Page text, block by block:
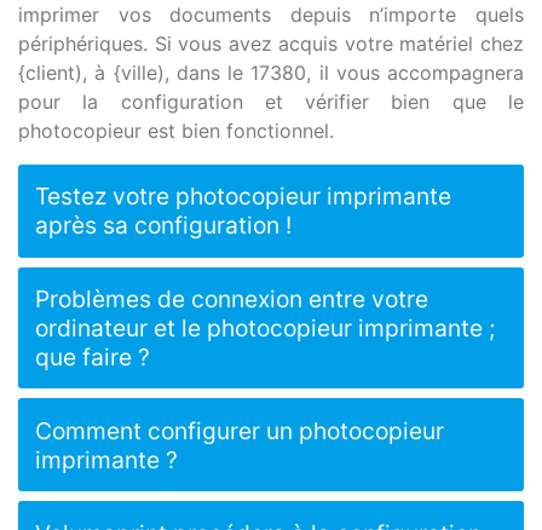
imprimer vos documents depuis n’importe quels
périphériques. Si vous avez acquis votre matériel chez
{client), à {ville), dans le 17380, il vous accompagnera
pour la configuration et vérifier bien que le
photocopieur est bien fonctionnel.
Testez votre photocopieur imprimante
après sa configuration !
Problèmes de connexion entre votre
ordinateur et le photocopieur imprimante ;
que faire ?
Comment configurer un photocopieur
imprimante ?